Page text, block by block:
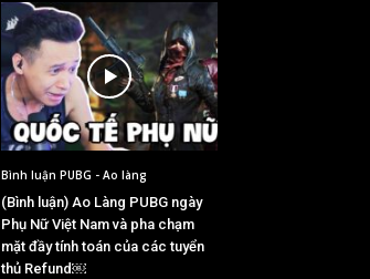
Bình luận PUBG - Ao làng
(Bình luận) Ao Làng PUBG ngày
Phụ Nữ Việt Nam và pha chạm
mặt đầy tính toán của các tuyển
thủ Refund￼